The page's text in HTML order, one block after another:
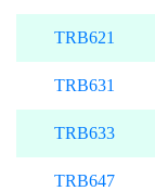
TRB621
TRB631
TRB633
TRB647